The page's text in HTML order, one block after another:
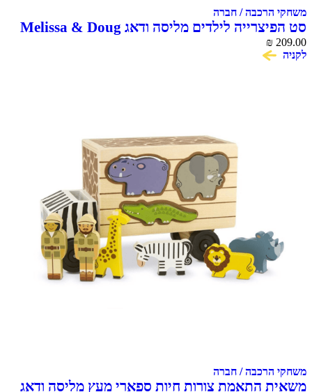
משחקי הרכבה / חברה
סט הפיצרייה לילדים מליסה ודאג Melissa & Doug
₪ 209.00
לקניה
משחקי הרכבה / חברה
משאית התאמת צורות חיות ספארי מעץ מליסה ודאג